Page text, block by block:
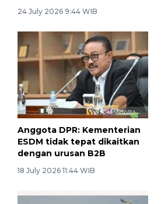
24 July 2026 9:44 WIB
Anggota DPR: Kementerian
ESDM tidak tepat dikaitkan
dengan urusan B2B
18 July 2026 11:44 WIB